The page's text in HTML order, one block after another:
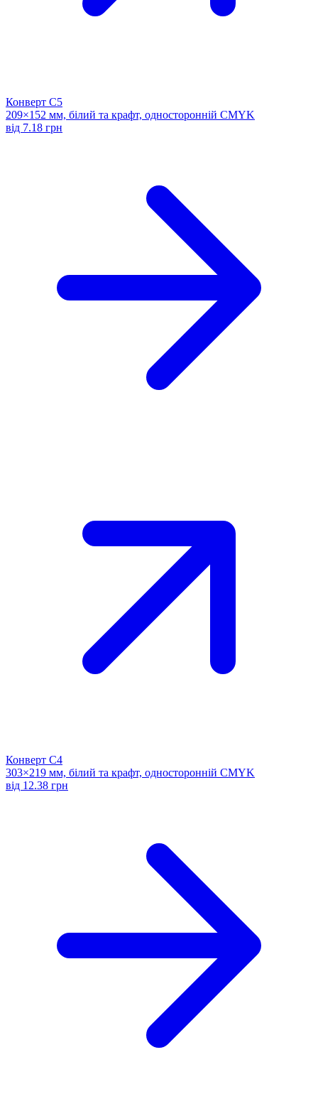
Конверт С5
209×152 мм, білий та крафт, односторонній CMYK
від 7.18 грн
Конверт С4
303×219 мм, білий та крафт, односторонній CMYK
від 12.38 грн